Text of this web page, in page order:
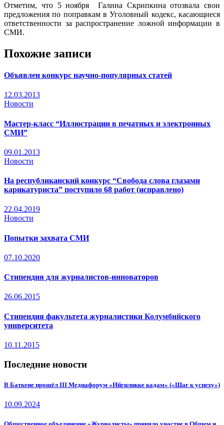
Отметим, что 5 ноября Галина Скрипкина отозвала свои
предложения по поправкам в Уголовный кодекс, касающиеся
ответственности за распространение ложной информации в
СМИ.
Похожие записи
Объявлен конкурс научно-популярных статей
12.03.2013
Новости
Мастер-класс “Иллюстрации в печатных и электронных
СМИ”
09.01.2013
Новости
На республиканский конкурс “Свобода слова глазами
карикатуриста” поступило 68 работ (исправлено)
22.04.2019
Новости
Попытки захвата СМИ
07.10.2020
Стипендия для журналистов-инноваторов
26.06.2015
Стипендия факультета журналистики Колумбийского
университета
10.11.2015
Последние новости
В Баткене прошёл III Медиафорум «Ийгиликке кадам» («Шаг к успеху»)
10.09.2024